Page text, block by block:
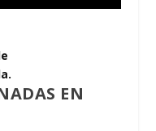
EN